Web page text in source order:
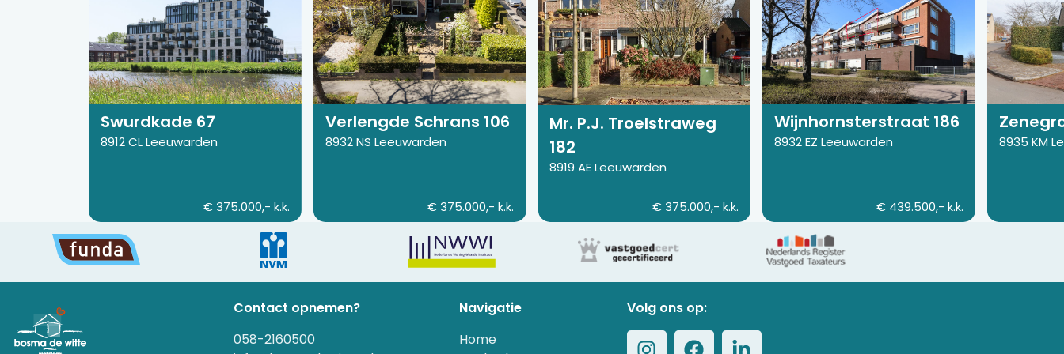
van
Swurdkade
67
Swurdkade 67
8912 CL Leeuwarden
€ 375.000,- k.k.
pagina
van
Verlengde
Schrans
106
Verlengde Schrans 106
8932 NS Leeuwarden
€ 375.000,- k.k.
pagina
van
Mr.
P.J.
Troelstraweg
182
Mr. P.J. Troelstraweg
182
8919 AE Leeuwarden
€ 375.000,- k.k.
pagina
van
Wijnhornsterstraat
186
Wijnhornsterstraat 186
8932 EZ Leeuwarden
€ 439.500,- k.k.
pagina
van
Zenegroen
66
8935 KM
Contact opnemen?
058-2160500
Navigatie
Home
Volg ons op: